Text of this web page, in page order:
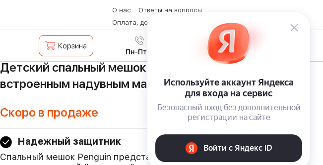
О нас
Ответы на вопросы
Оплата, доставка и возврат товара
Контакты
Корзина 8 (800) 600-28-07
Пн-Пт с 9:00 до 19:00
Детский спальный мешок Penguin от LittleLife со
встроенным надувным матрасом
Скоро в продаже
Надежный защитник
Спальный мешок Penguin представляет собой спальник необычного